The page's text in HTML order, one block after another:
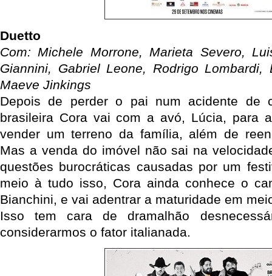
Duetto
Com: Michele Morrone, Marieta Severo,
Giannini, Gabriel Leone, Rodrigo
Maeve Jinkings
Depois de perder o pai num acidente de
brasileira Cora vai com a avó, Lúcia, para
vender um terreno da família, além de
Mas a venda do imóvel não sai na
questões burocráticas causadas por um
meio à tudo isso, Cora ainda conhece o
Bianchini, e vai adentrar a maturidade em
Isso tem cara de dramalhão
considerarmos o fator italianada.